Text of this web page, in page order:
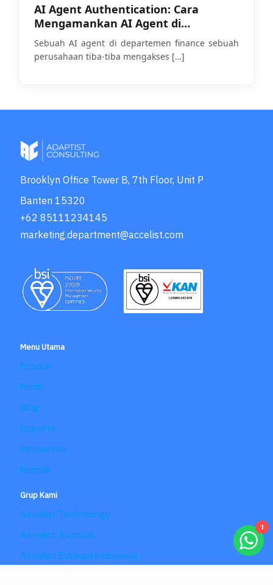
AI Agent Authentication: Cara
Mengamankan AI Agent di
Perusahaan Anda
Sebuah AI agent di departemen finance sebuah
perusahaan tiba-tiba mengakses […]
Brooklyn Office Tower B, 7th Floor, Unit P
Banten 15320
+62 85111234145
marketing.department@accelist.com
Menu Utama
Produk
Profil
Blog
Reports
Resources
Kontak
Grup Kami
Accelist Technology
Accelist Aviation
Accelist Edukasi Indonesia
1